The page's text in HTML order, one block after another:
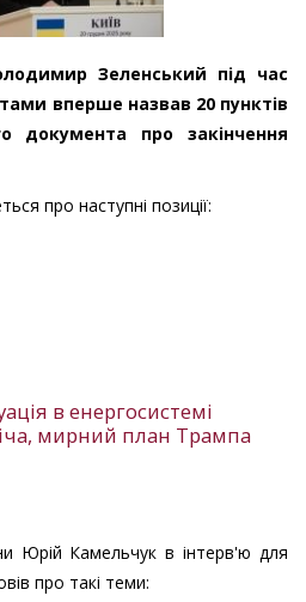
Зеленський під час
вперше назвав 20 пунктів
документа про закінчення
про наступні позиції:
в енергосистемі
мирний план Трампа
Юрій Камельчук в інтерв'ю для
про такі теми: